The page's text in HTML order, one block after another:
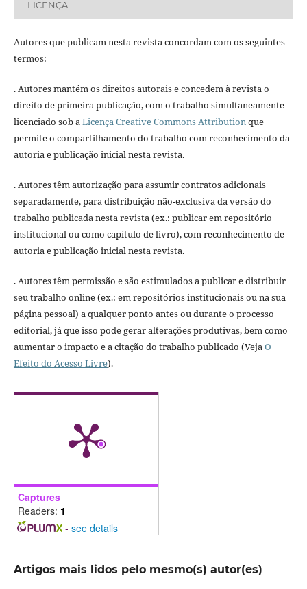
LICENÇA
Autores que publicam nesta revista concordam com os seguintes
termos:
. Autores mantém os direitos autorais e concedem à revista o
direito de primeira publicação, com o trabalho simultaneamente
licenciado sob a Licença Creative Commons Attribution que
permite o compartilhamento do trabalho com reconhecimento da
autoria e publicação inicial nesta revista.
. Autores têm autorização para assumir contratos adicionais
separadamente, para distribuição não-exclusiva da versão do
trabalho publicada nesta revista (ex.: publicar em repositório
institucional ou como capítulo de livro), com reconhecimento de
autoria e publicação inicial nesta revista.
. Autores têm permissão e são estimulados a publicar e distribuir
seu trabalho online (ex.: em repositórios institucionais ou na sua
página pessoal) a qualquer ponto antes ou durante o processo
editorial, já que isso pode gerar alterações produtivas, bem como
aumentar o impacto e a citação do trabalho publicado (Veja O
Efeito do Acesso Livre).
Captures
Readers: 1
- see details
Artigos mais lidos pelo mesmo(s) autor(es)